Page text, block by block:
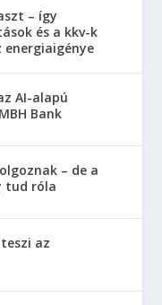
– így
és a kkv-k
energiaigénye
AI-alapú
Bank
– de a
tud róla
az